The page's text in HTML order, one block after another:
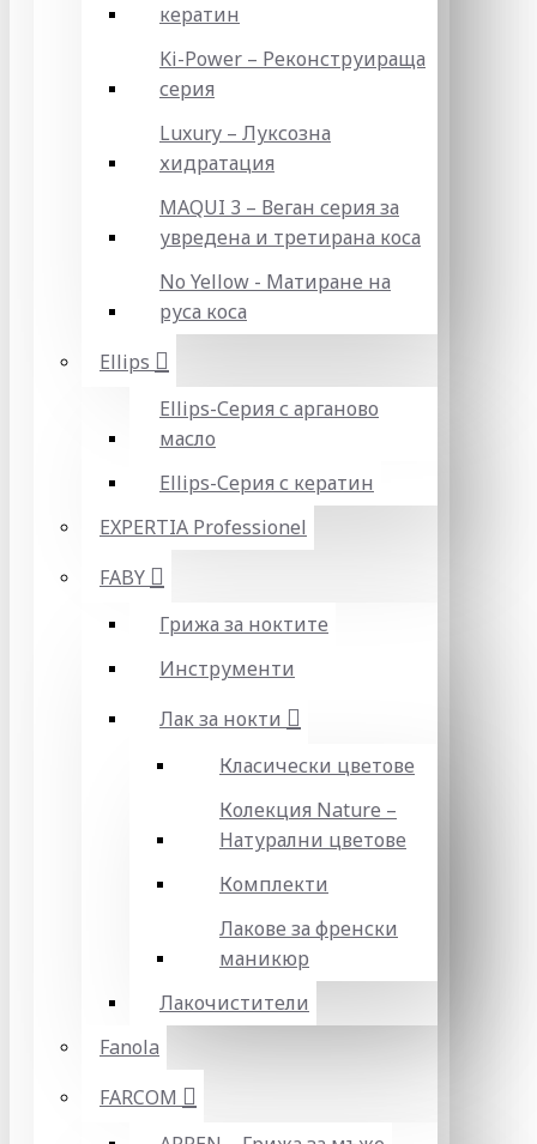
кератин
Ki-Power – Реконструираща
серия
Luxury – Луксозна
хидратация
MAQUI 3 – Веган серия за
увредена и третирана коса
No Yellow - Матиране на
руса коса
Ellips
Ellips-Серия с арганово
масло
Ellips-Серия с кератин
EXPERTIA Professionel
FABY
Грижа за ноктите
Инструменти
Лак за нокти
Класически цветове
Колекция Nature –
Натурални цветове
Комплекти
Лакове за френски
маникюр
Лакочистители
Fanola
FARCOM